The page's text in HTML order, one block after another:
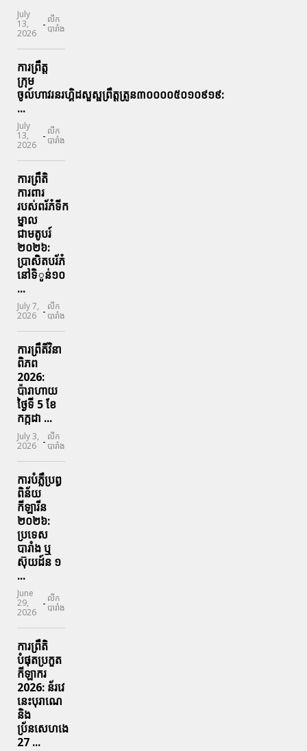
July
13,
2026
- លីក
បារាំង
ការព្រឹត្ត
ក្រុម
ចូល៍ហាវរនរហ្គិដសួស្ផព្រឹត្តត្រូន៣០០០០៥០១០៩១៩:
...
July
13,
2026
- លីក
បារាំង
ការព្រឹតិ
ការពារ
របស់ពរ័ភ៎ទីក
ម្នាល
ជាមតូបរ៍
២០២៦:
ប្រាសិតបរ័ភ៎
នៅទិូន់១០
...
July 7,
2026 - លីក
បារាំង
ការព្រឹតិ៍វិនា
ពិភព
2026:
ប៉ារាហាយ
ថ្ងៃទី 5 ខែ
កក្កដា ...
July 3,
2026 - លីក
បារាំង
ការបំភ្លឺប្រព្ធ​
ពិន័យ​
កីឡារីន​
២០២៦:
ប្រទេស​
បារាំង​ ឬ​
ស៊ុយដ៍ន​ ១
...
June
29,
2026
- លីក
បារាំង
ការព្រឹតិ
បំផុតប្រកួត
កីឡាករ
2026: ន័រវេ
នេះបុរាណេ
និង
ប្រ័នសេហងេ
27 ...